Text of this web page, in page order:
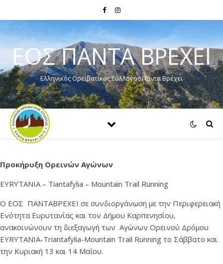
ΕΟΣ ΠΑΝΤΑ ΒΡΕΧΕΙ
Ελληνικός Ορειβατικός Σύλλογος Πάντα Βρέχει
Προκήρυξη Ορεινών Αγώνων
EYRYTANIA – Tiantafylia – Mountain Trail Running
Ο ΕΟΣ ΠΑΝΤΑΒΡΕΧΕΙ σε συνδιοργάνωση με την Περιφερειακή
Ενότητα Ευρυτανίας και τον Δήμου Καρπενησίου,
ανακοινώνουν τη διεξαγωγή των Αγώνων Ορεινού Δρόμου
EYRYTANIA-Triantafylia-Mountain Trail Running το Σάββατο και
την Κυριακή 13 και 14 Μαΐου.